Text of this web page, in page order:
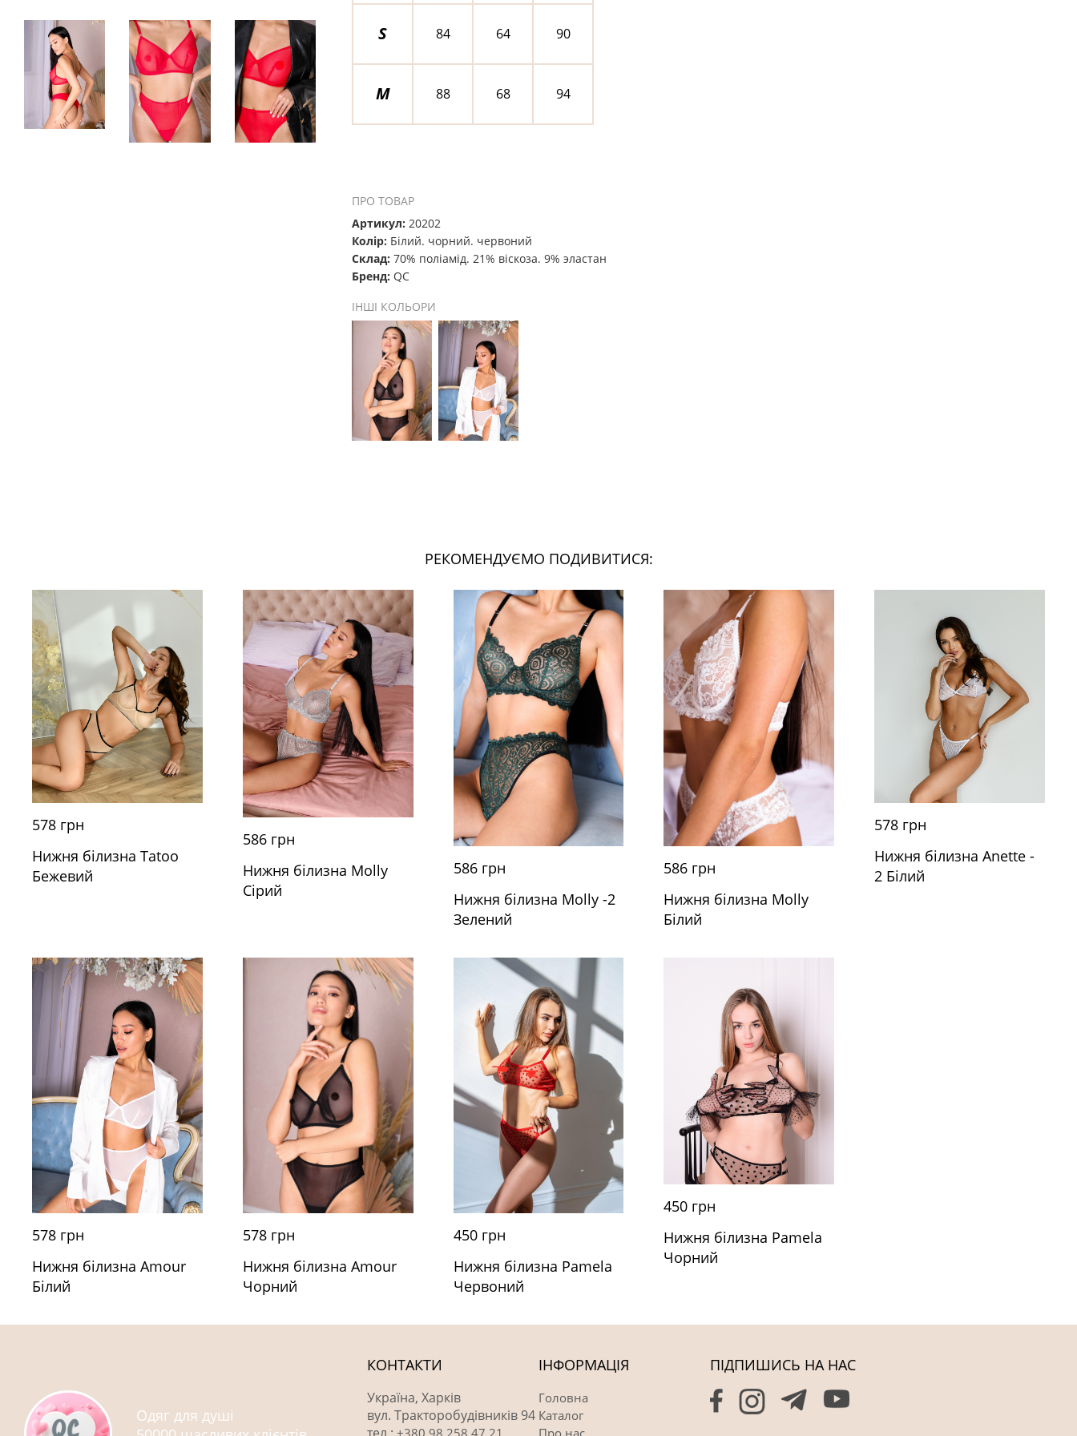
S 84 64 90
M 88 68 94
ПРО ТОВАР
Артикул: 20202
Колір: Білий. чорний. червоний
Склад: 70% поліамід. 21% віскоза. 9% эластан
Бренд: QC
ІНШІ КОЛЬОРИ
РЕКОМЕНДУЄМО ПОДИВИТИСЯ:
578 грн
Нижня білизна Tatoo
Бежевий
586 грн
Нижня білизна Molly
Сірий
586 грн
Нижня білизна Molly -2
Зелений
586 грн
Нижня білизна Molly
Білий
578 грн
Нижня білизна Anette -
2 Білий
578 грн
Нижня білизна Amour
Білий
578 грн
Нижня білизна Amour
Чорний
450 грн
Нижня білизна Pamela
Червоний
450 грн
Нижня білизна Pamela
Чорний
Одяг для душі
КОНТАКТИ
Україна, Харків
вул. Тракторобудівників 94
ІНФОРМАЦІЯ
Головна
Каталог
ПІДПИШИСЬ НА НАС